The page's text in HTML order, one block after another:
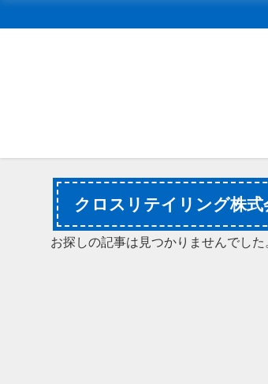
クロスリテイリング株式
お探しの記事は見つかりませんでした